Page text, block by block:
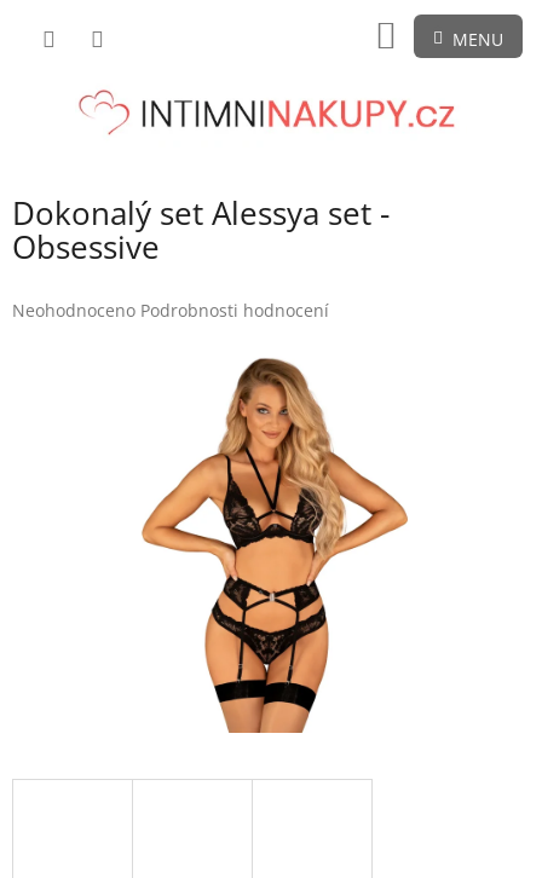
NÁKUPNÍ
KOŠÍK
Dokonalý set Alessya set -
Obsessive
Průměrné
Neohodnoceno Podrobnosti hodnocení